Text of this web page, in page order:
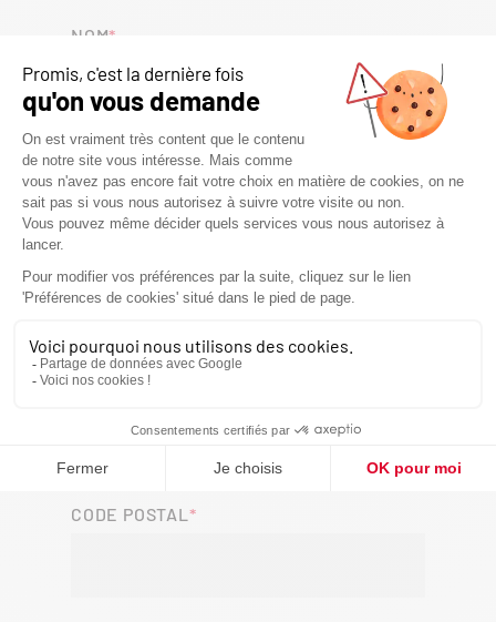
NOM
PRÉNOM
TÉLÉPHONE
CODE POSTAL